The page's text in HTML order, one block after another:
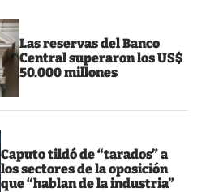
Las reservas del Banco
Central superaron los US$
50.000 millones
Caputo tildó de “tarados” a
los sectores de la oposición
que “hablan de la industria”